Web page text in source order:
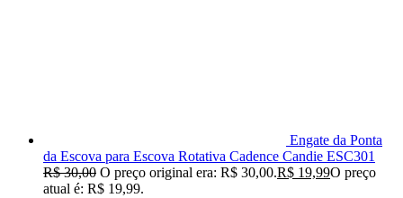
Engate da Ponta
da Escova para Escova Rotativa Cadence Candie ESC301
R$30,00 O preço original era: R$ 30,00.R$ 19,99O preço
atual é: R$ 19,99.